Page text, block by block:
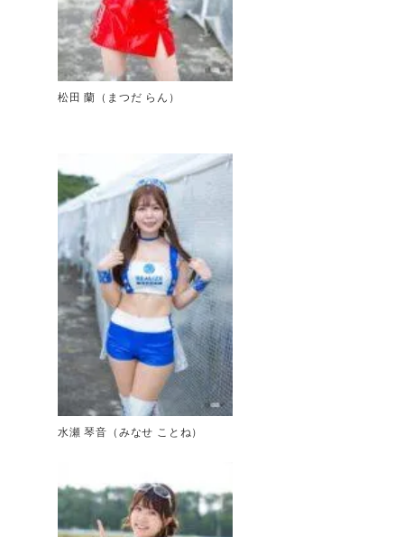
松田 蘭（まつだ らん）
水瀬 琴音（みなせ ことね）